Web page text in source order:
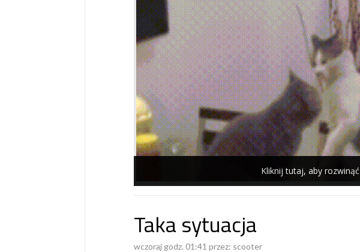
Kliknij tutaj, aby rozwinąć
Taka sytuacja
wczoraj godz. 01:41 przez: scooter